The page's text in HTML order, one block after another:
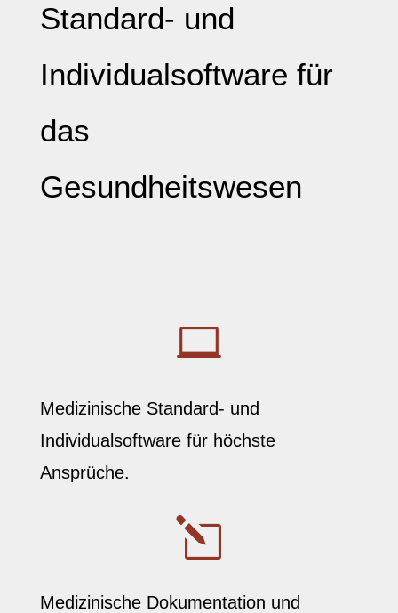
Standard- und
Individualsoftware für
das
Gesundheitswesen

Medizinische Standard- und
Individualsoftware für höchste
Ansprüche.
l
Medizinische Dokumentation und